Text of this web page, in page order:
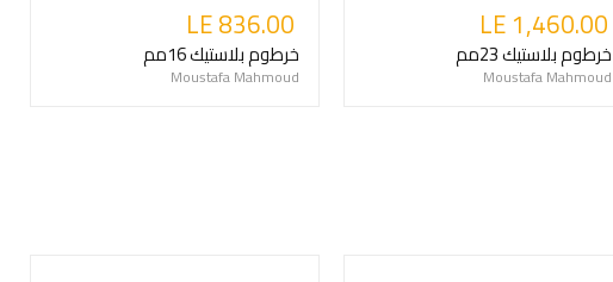
LE 836.00
خرطوم بلاستيك 16مم
Moustafa Mahmoud
LE 1,460.00
خرطوم بلاستيك 23مم
Moustafa Mahmoud